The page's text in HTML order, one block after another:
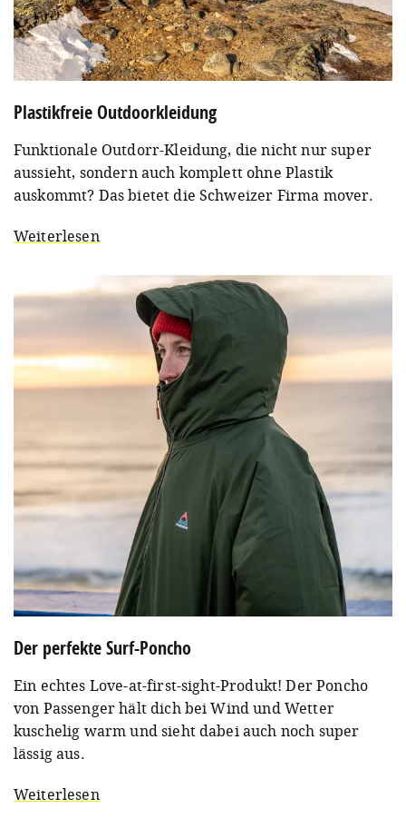
Plastikfreie Outdoorkleidung
Funktionale Outdorr-Kleidung, die nicht nur super
aussieht, sondern auch komplett ohne Plastik
auskommt? Das bietet die Schweizer Firma mover.
Weiterlesen
Der perfekte Surf-Poncho
Ein echtes Love-at-first-sight-Produkt! Der Poncho
von Passenger hält dich bei Wind und Wetter
kuschelig warm und sieht dabei auch noch super
lässig aus.
Weiterlesen